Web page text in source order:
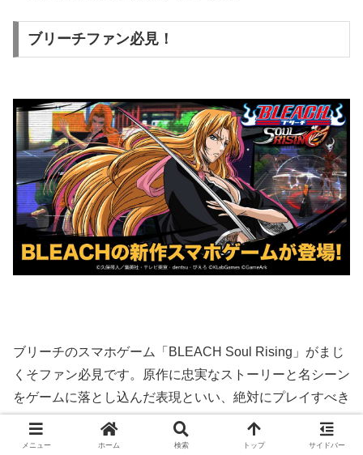
ブリーチファン必見！
ブリーチのスマホゲーム「BLEACH Soul Rising」がまじ
くそファン必見です。原作に忠実なストーリーと名シーン
をゲームに落とし込んだ表現といい、絶対にプレイすべき
です。おすすめ！
メニュー ホーム 検索 トップ サイドバー